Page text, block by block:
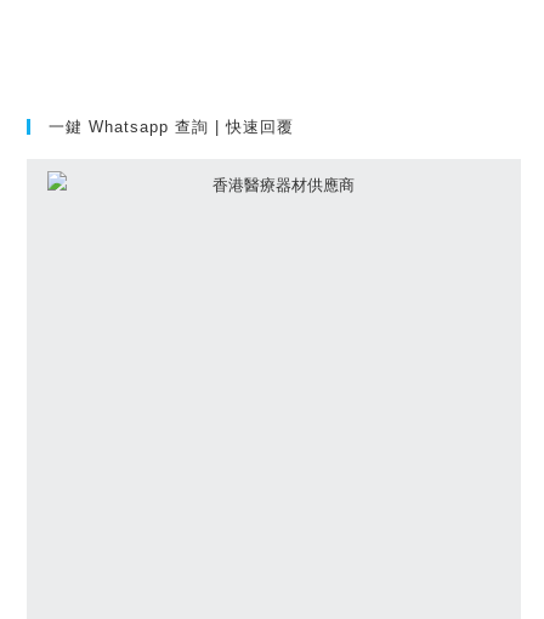
一鍵 Whatsapp 查詢 | 快速回覆